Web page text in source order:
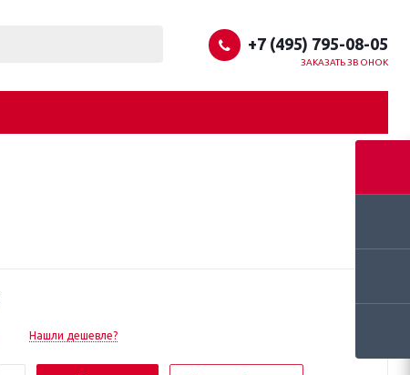
+7 (495) 795-08-05
ЗАКАЗАТЬ ЗВОНОК
Нашли дешевле?